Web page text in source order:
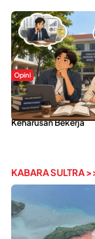
Opini
Kerasnya Kehidupan
Tengah Gempuran
Keharusan Bekerja
KABARA SULTRA